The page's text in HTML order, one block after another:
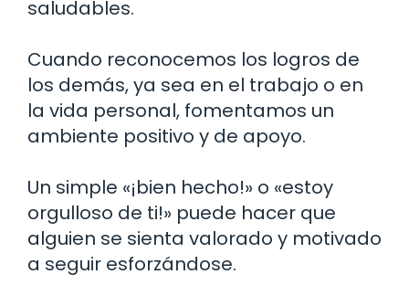
saludables.
Cuando reconocemos los logros de
los demás, ya sea en el trabajo o en
la vida personal, fomentamos un
ambiente positivo y de apoyo.
Un simple «¡bien hecho!» o «estoy
orgulloso de ti!» puede hacer que
alguien se sienta valorado y motivado
a seguir esforzándose.